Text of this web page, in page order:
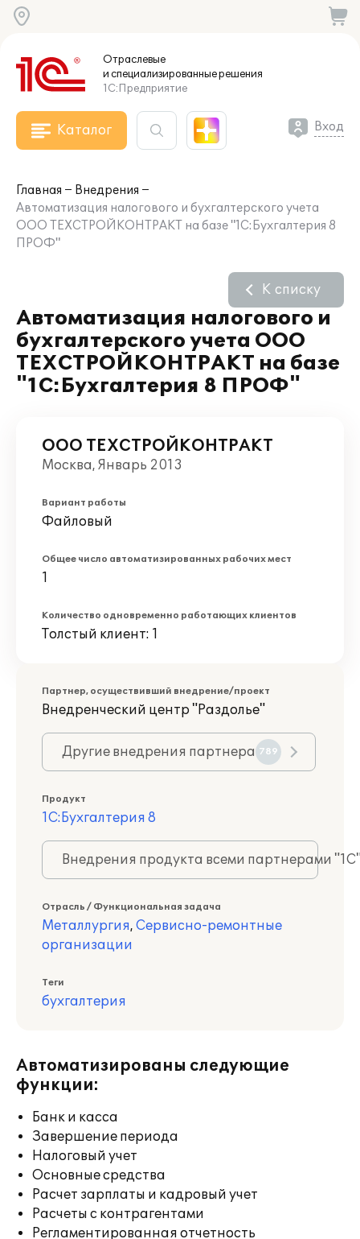
Отраслевые
и специализированныерешения
1С:Предприятие
Каталог Вход
Главная
Внедрения
Автоматизация налогового и бухгалтерского учета
ООО ТЕХСТРОЙКОНТРАКТ на базе "1С:Бухгалтерия 8
ПРОФ"
Автоматизация налогового и
бухгалтерского учета ООО
ТЕХСТРОЙКОНТРАКТ на базе
"1С:Бухгалтерия 8 ПРОФ"
К списку
ООО ТЕХСТРОЙКОНТРАКТ
Москва, Январь 2013
Вариант работы
Файловый
Общее число автоматизированных рабочих мест
1
Количество одновременно работающих клиентов
Толстый клиент: 1
Партнер, осуществивший внедрение/проект
Внедренческий центр "Раздолье"
Другие внедрения партнера 789
Продукт
1С:Бухгалтерия 8
Внедрения продукта всеми партнерами
Отрасль / Функциональная задача
Металлургия, Сервисно-ремонтные
организации
Теги
бухгалтерия
Автоматизированы следующие
функции:
Банк и касса
Завершение периода
Налоговый учет
Основные средства
Расчет зарплаты и кадровый учет
Расчеты с контрагентами
Регламентированная отчетность